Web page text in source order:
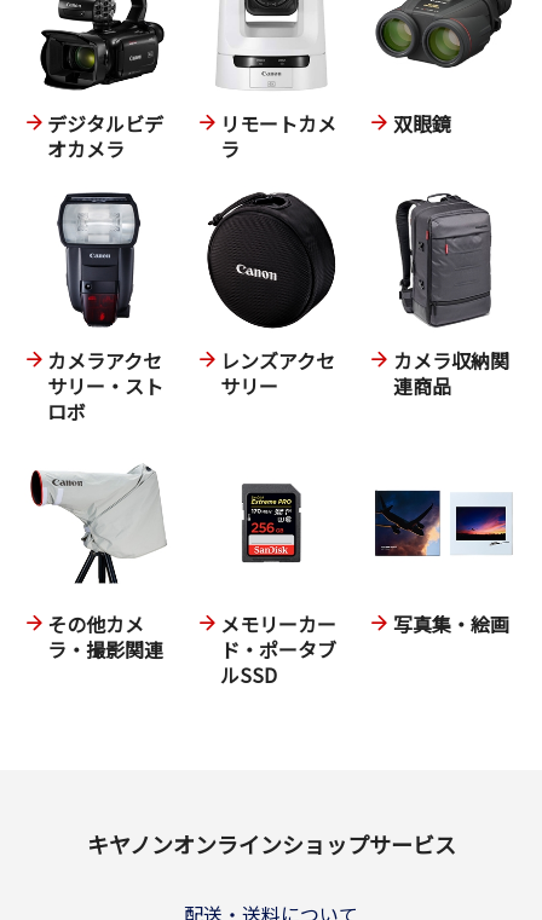
デジタルビデ
オカメラ
リモートカメ
ラ
双眼鏡
カメラアクセ
サリー・スト
ロボ
レンズアクセ
サリー
カメラ収納関
連商品
その他カメ
ラ・撮影関連
メモリーカー
ド・ポータブ
ルSSD
写真集・絵画
キヤノンオンラインショップサービス
配送・送料について